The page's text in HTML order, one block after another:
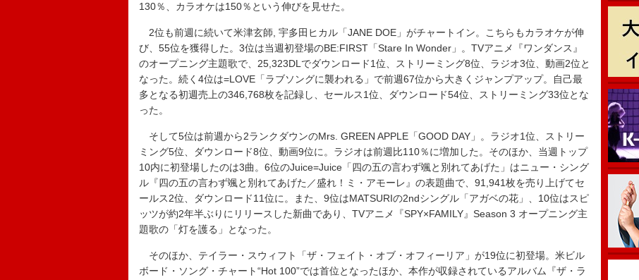
130％、カラオケは150％という伸びを見せた。
2位も前週に続いて米津玄師, 宇多田ヒカル「JANE DOE」がチャートイン。こちらもカラオケが伸
び、55位を獲得した。3位は当週初登場のBE:FIRST「Stare In Wonder」。TVアニメ『ワンダンス』
のオープニング主題歌で、25,323DLでダウンロード1位、ストリーミング8位、ラジオ3位、動画2位と
なった。続く4位は=LOVE「ラブソングに襲われる」で前週67位から大きくジャンプアップ。自己最
多となる初週売上の346,768枚を記録し、セールス1位、ダウンロード54位、ストリーミング33位とな
った。
そして5位は前週から2ランクダウンのMrs. GREEN APPLE「GOOD DAY」。ラジオ1位、ストリー
ミング5位、ダウンロード8位、動画9位に。ラジオは前週比110％に増加した。そのほか、当週トップ
10内に初登場したのは3曲。6位のJuice=Juice「四の五の言わず颯と別れてあげた」はニュー・シング
ル『四の五の言わず颯と別れてあげた／盛れ！ミ・アモーレ』の表題曲で、91,941枚を売り上げてセ
ールス2位、ダウンロード11位に。また、9位はMATSURIの2ndシングル「アガベの花」、10位はスピ
ッツが約2年半ぶりにリリースした新曲であり、TVアニメ『SPY×FAMILY』Season 3 オープニング主
題歌の「灯を護る」となった。
そのほか、テイラー・スウィフト「ザ・フェイト・オブ・オフィーリア」が19位に初登場。米ビル
ボード・ソング・チャート“Hot 100”では首位となったほか、本作が収録されているアルバム『ザ・ラ